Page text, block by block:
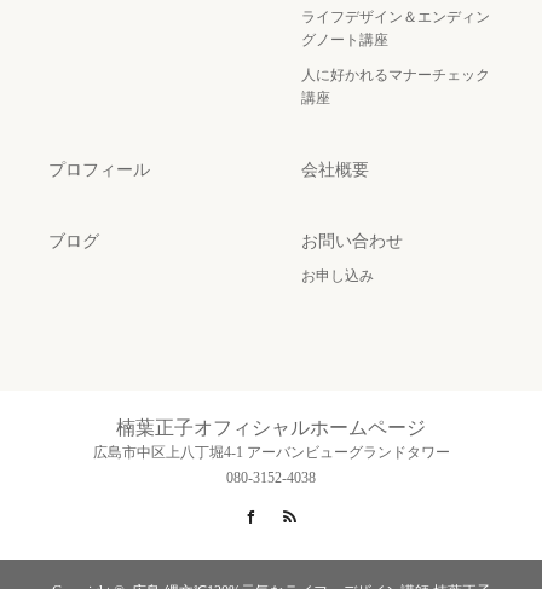
ライフデザイン＆エンディン
グノート講座
人に好かれるマナーチェック
講座
プロフィール 会社概要
ブログ お問い合わせ
お申し込み
楠葉正子オフィシャルホームページ
広島市中区上八丁堀4-1 アーバンビューグランドタワー
080-3152-4038
Facebook